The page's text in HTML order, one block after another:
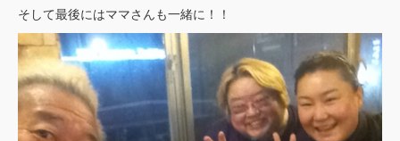
そして最後にはママさんも一緒に！！